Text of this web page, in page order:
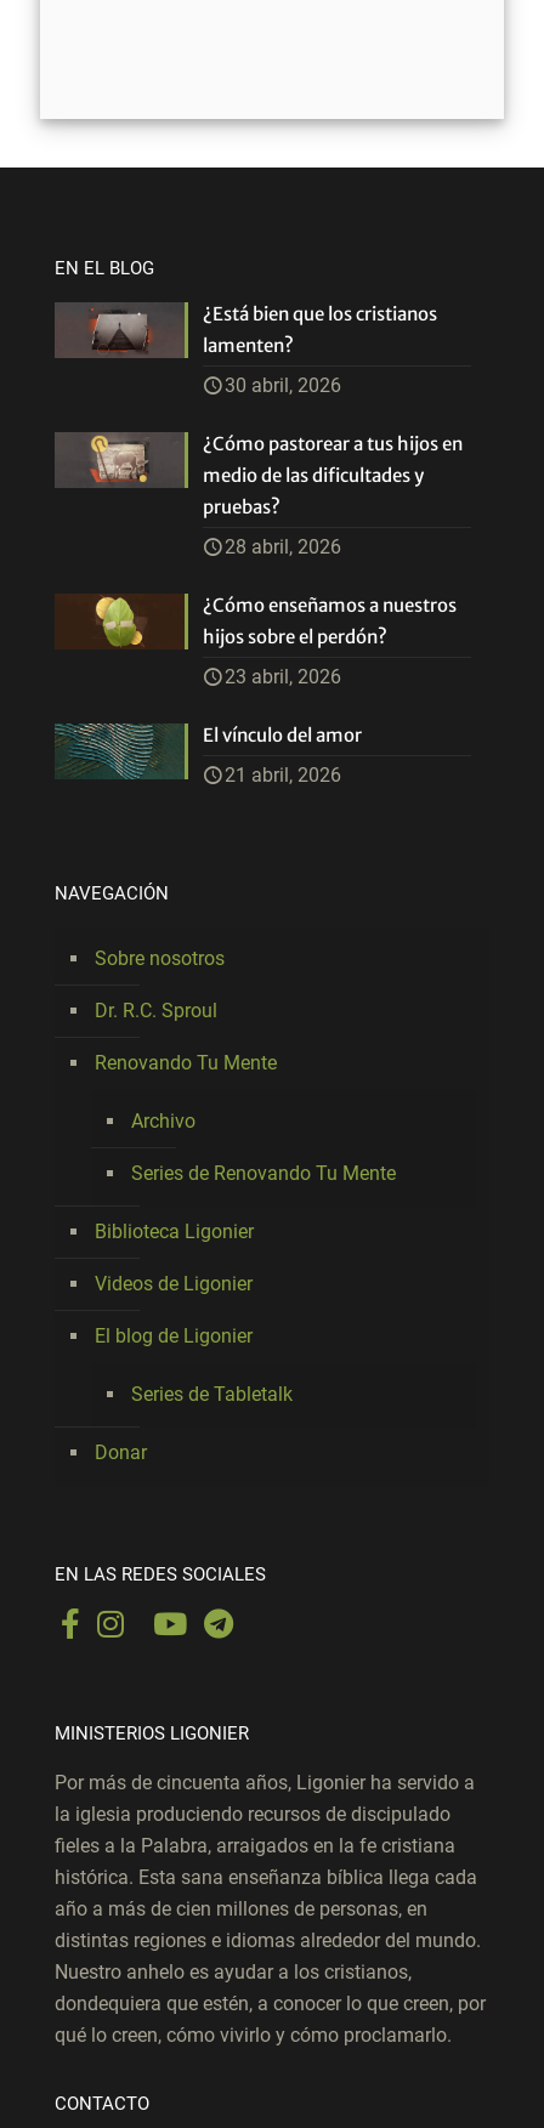
EN EL BLOG
¿Está bien que los cristianos
lamenten?
30 abril, 2026
¿Cómo pastorear a tus hijos en
medio de las dificultades y
pruebas?
28 abril, 2026
¿Cómo enseñamos a nuestros
hijos sobre el perdón?
23 abril, 2026
El vínculo del amor
21 abril, 2026
NAVEGACIÓN
Sobre nosotros
Dr. R.C. Sproul
Renovando Tu Mente
Archivo
Series de Renovando Tu Mente
Biblioteca Ligonier
Videos de Ligonier
El blog de Ligonier
Series de Tabletalk
Donar
EN LAS REDES SOCIALES
MINISTERIOS LIGONIER
Por más de cincuenta años, Ligonier ha servido a
la iglesia produciendo recursos de discipulado
fieles a la Palabra, arraigados en la fe cristiana
histórica. Esta sana enseñanza bíblica llega cada
año a más de cien millones de personas, en
distintas regiones e idiomas alrededor del mundo.
Nuestro anhelo es ayudar a los cristianos,
dondequiera que estén, a conocer lo que creen, por
qué lo creen, cómo vivirlo y cómo proclamarlo.
CONTACTO